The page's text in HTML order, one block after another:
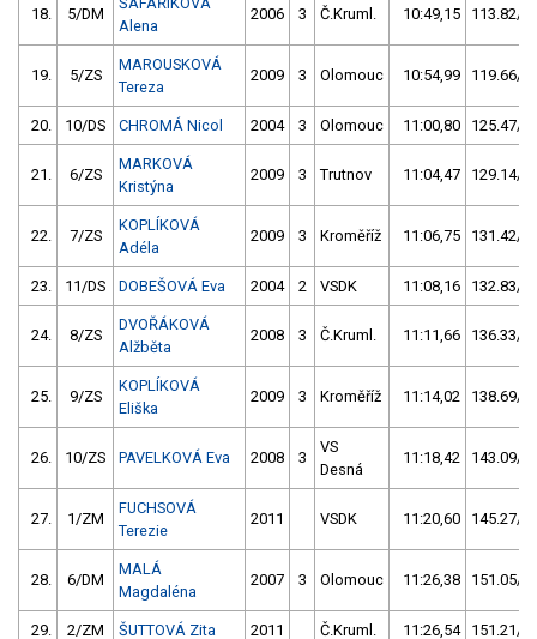
18. 5/DM
Alena
2006 3 Č.Kruml. 10:49,15 113.82/
19. 5/ZS
MAROUSKOVÁ
Tereza
2009 3 Olomouc 10:54,99 119.66/
20. 10/DS CHROMÁ Nicol 2004 3 Olomouc 11:00,80 125.47/
21. 6/ZS
MARKOVÁ
Kristýna
2009 3 Trutnov 11:04,47 129.14/
22. 7/ZS
KOPLÍKOVÁ
Adéla
2009 3 Kroměříž 11:06,75 131.42/
23. 11/DS DOBEŠOVÁ Eva 2004 2 VSDK 11:08,16 132.83/
24. 8/ZS
DVOŘÁKOVÁ
Alžběta
2008 3 Č.Kruml. 11:11,66 136.33/
25. 9/ZS
KOPLÍKOVÁ
Eliška
2009 3 Kroměříž 11:14,02 138.69/
26. 10/ZS PAVELKOVÁ Eva 2008 3
VS
Desná
11:18,42 143.09/
27. 1/ZM
FUCHSOVÁ
Terezie
2011 VSDK 11:20,60 145.27/
28. 6/DM
MALÁ
Magdaléna
2007 3 Olomouc 11:26,38 151.05/
29. 2/ZM ŠUTTOVÁ Zita 2011 Č.Kruml. 11:26,54 151.21/